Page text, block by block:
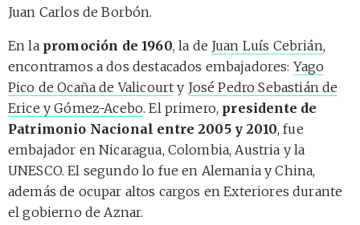
Juan Carlos de Borbón.
En la promoción de 1960, la de Juan Luís Cebrián,
encontramos a dos destacados embajadores: Yago
Pico de Ocaña de Valicourt y José Pedro Sebastián de
Erice y Gómez-Acebo. El primero, presidente de
Patrimonio Nacional entre 2005 y 2010, fue
embajador en Nicaragua, Colombia, Austria y la
UNESCO. El segundo lo fue en Alemania y China,
además de ocupar altos cargos en Exteriores durante
el gobierno de Aznar.